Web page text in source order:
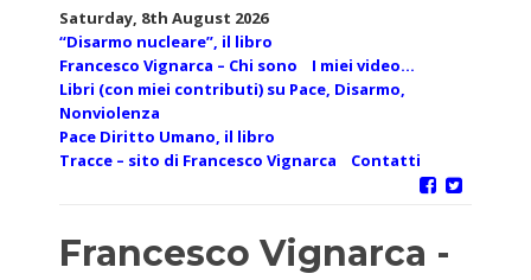
Saturday, 8th August 2026
“Disarmo nucleare”, il libro
Francesco Vignarca – Chi sono
I miei video…
Libri (con miei contributi) su Pace, Disarmo,
Nonviolenza
Pace Diritto Umano, il libro
Tracce – sito di Francesco Vignarca
Contatti
Francesco Vignarca -